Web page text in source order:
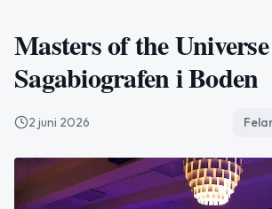
Masters of the
Sagabiografen i Boden
2 juni 2026